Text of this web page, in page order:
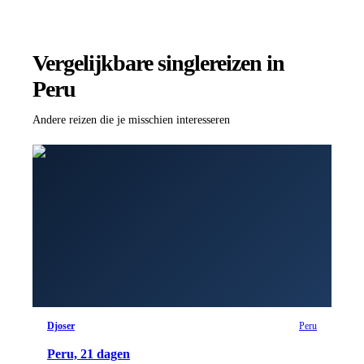
Vergelijkbare singlereizen in
Peru
Andere reizen die je misschien interesseren
Djoser Peru
Peru, 21 dagen